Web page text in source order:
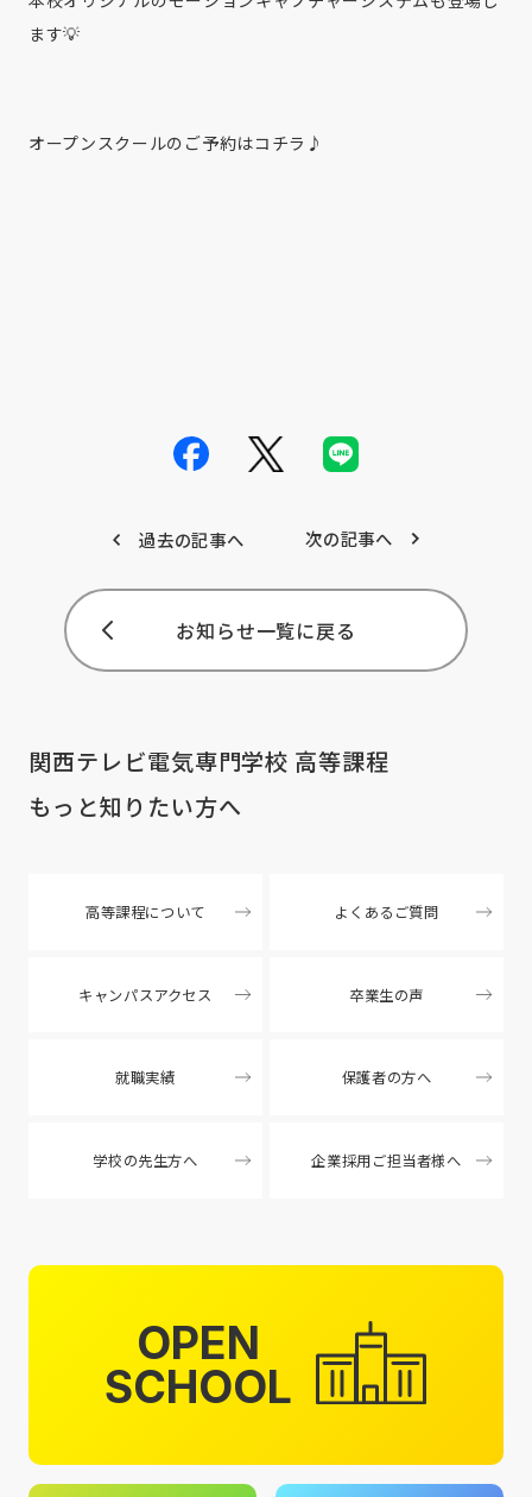
ます💡
オープンスクールのご予約はコチラ ♪
過去の記事へ 次の記事へ
お知らせ一覧に戻る
関西テレビ電気専門学校 高等課程
もっと知りたい方へ
高等課程について よくあるご質問
キャンパスアクセス 卒業生の声
就職実績 保護者の方へ
学校の先生方へ 企業採用ご担当者様へ
OPEN
SCHOOL